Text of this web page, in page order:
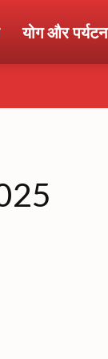
योग और पर्यटन